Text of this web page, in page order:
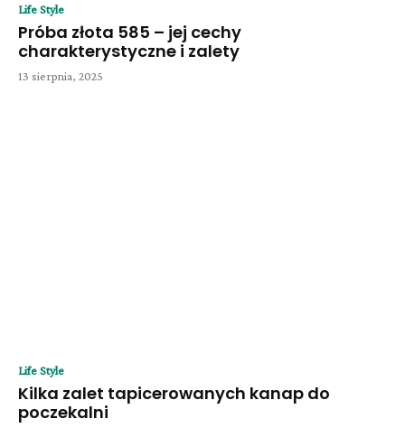
Life Style
Próba złota 585 – jej cechy
charakterystyczne i zalety
13 sierpnia, 2025
Life Style
Kilka zalet tapicerowanych kanap do
poczekalni